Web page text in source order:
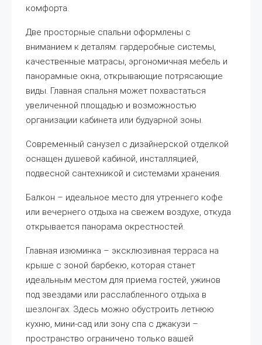
комфорта.
Две просторные спальни оформлены с
вниманием к деталям: гардеробные системы,
качественные матрасы, эргономичная мебель и
панорамные окна, открывающие потрясающие
виды. Главная спальня может похвастаться
увеличенной площадью и возможностью
организации кабинета или будуарной зоны.
Современный санузел с дизайнерской отделкой
оснащен душевой кабиной, инсталляцией,
подвесной сантехникой и системами хранения.
Балкон – идеальное место для утреннего кофе
или вечернего отдыха на свежем воздухе, откуда
открывается панорама окрестностей.
Главная изюминка – эксклюзивная терраса на
крыше с зоной барбекю, которая станет
идеальным местом для приема гостей, ужинов
под звездами или расслабленного отдыха в
шезлонгах. Здесь можно обустроить летнюю
кухню, мини-сад или зону спа с джакузи –
пространство ограничено только вашей